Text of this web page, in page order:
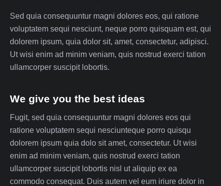
Sed quia consequuntur magni dolores eos, qui ratione
voluptatem sequi nesciunt, neque porro quisquam est, qui
dolorem ipsum, quia dolor sit, amet, consectetur, adipisci.
Ut wisi enim ad minim veniam, quis nostrud exerci tation
ullamcorper suscipit lobortis.
We give you the best ideas
Fugit, sed quia consequuntur magni dolores eos qui
ratione voluptatem sequi nesciunteque porro quisqu
dolorem ipsum quia dolo sit amet, consectetur. Ut wisi
enim ad minim veniam, quis nostrud exerci tation
ullamcorper suscipit lobortis nisl ut aliquip ex ea
commodo consequat. Duis autem vel eum iriure dolor in